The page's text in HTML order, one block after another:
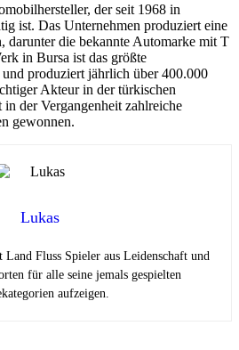
der seit 1968 in
ist. Das Unternehmen produziert eine
darunter die bekannte Automarke mit T
in Bursa ist das größte
produziert jährlich über 400.000
Akteur in der türkischen
der Vergangenheit zahlreiche
gewonnen.
Lukas
Fluss Spieler aus Leidenschaft und
für alle seine jemals gespielten
aufzeigen.